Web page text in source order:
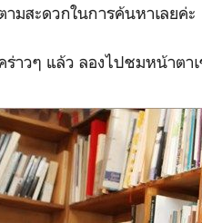
มสะดวกในการค้นหาเลยค่ะ
าวๆ แล้ว ลองไปชมหน้าตาเ